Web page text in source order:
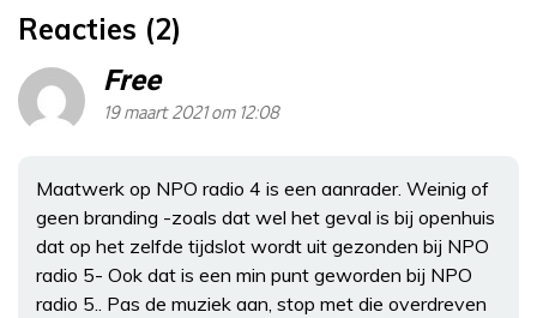
Reacties (2)
Free
19 maart 2021 om 12:08
Maatwerk op NPO radio 4 is een aanrader. Weinig of
geen branding -zoals dat wel het geval is bij openhuis
dat op het zelfde tijdslot wordt uit gezonden bij NPO
radio 5- Ook dat is een min punt geworden bij NPO
radio 5.. Pas de muziek aan, stop met die overdreven